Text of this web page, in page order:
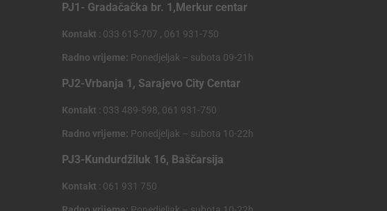
PJ1- Gradačačka br. 1,Merkur centar
Kontakt : 033 615-707 , 061 931-750
Radno vrijeme: Ponedjeljak – subota 09-21h
PJ2-Vrbanja 1, Sarajevo City Centar
Kontakt : 033 489-598, 061 931-750
Radno vrijeme: Ponedjeljak – subota 10-22h
PJ3-Kundurdžiluk 16, Baščarsija
Kontakt : 061 931 750